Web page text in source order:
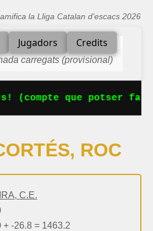
la Lliga Catalan d'escacs 2026
Jugadors Credits
carregats (provisional)
(compte que potser
ROC
C.E.
+ -26.8 = 1463.2